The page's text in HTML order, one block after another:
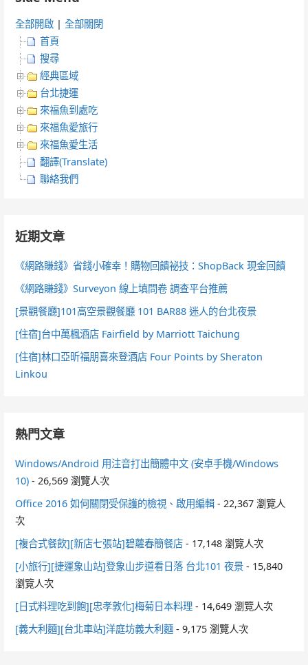
全部開啟 |全部關閉
首頁
搜尋
經典區域
台北捷運
來福魚到處吃
來福魚愛旅行
來福魚愛生活
翻譯(Translate)
聯絡我們
近期文章
《網路賺錢》省錢小確幸！購物回饋祕技：ShopBack 現金回饋
《網路賺錢》Surveyon 線上填問卷 調查平台推薦
[景觀餐廳]101高空景觀餐廳 101 BAR88 迷人的台北夜景
[住宿]台中萬楓酒店 Fairfield by Marriott Taichung
[住宿]林口亞昕福朋喜來登酒店 Four Points by Sheraton
Linkou
熱門文章
Windows/Android 用注音打出簡體中文 (安卓手機/Windows
10) - 26,569 瀏覽人次
Office 2016 如何關閉受保護的檢視、啟用編輯 - 22,367 瀏覽人
次
[複合式餐飲][新店七張站]碧蘿春簡餐店 - 17,148 瀏覽人次
[小旅行][捷運象山站]登象山步道看日落 台北101 夜景 - 15,840
瀏覽人次
[日式料理吃到飽][忠孝敦化]梅菊日本料理 - 14,649 瀏覽人次
[義大利麵][台北車站]洋庭坊義大利麵 - 9,175 瀏覽人次